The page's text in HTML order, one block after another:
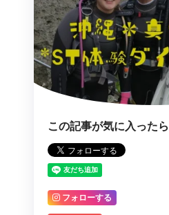
この記事が気に入った
フォローする